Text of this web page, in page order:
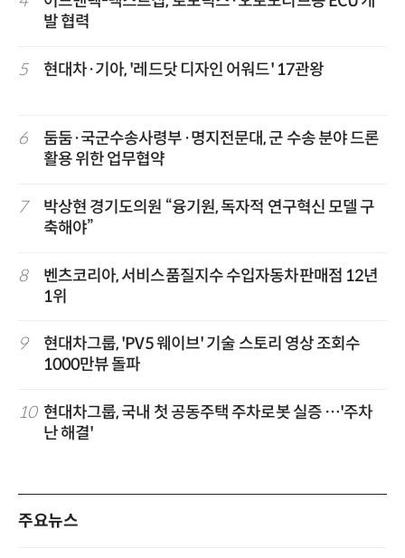
발 협력
5 현대차·기아, '레드닷 디자인 어워드' 17관왕
6
둠둠·국군수송사령부·명지전문대, 군 수송 분야 드론
활용 위한 업무협약
7
박상현 경기도의원 “융기원, 독자적 연구혁신 모델 구
축해야”
8
벤츠코리아, 서비스품질지수 수입자동차판매점 12년
1위
9
현대차그룹, 'PV5 웨이브' 기술 스토리 영상 조회수
1000만뷰 돌파
10 현대차그룹, 국내 첫 공동주택 주차로봇 실증 …'주차
난 해결'
주요뉴스